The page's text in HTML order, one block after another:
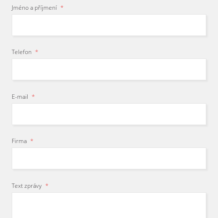
Jméno a příjmení *
Telefon *
E-mail *
Firma *
Text zprávy *